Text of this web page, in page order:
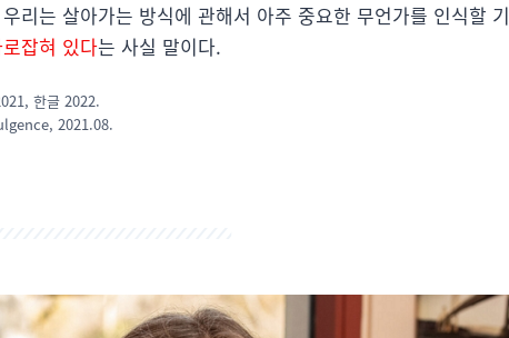
리는 살아가는 방식에 관해서 아주 중요한 무언가를 인식할 기
잡혀 있다는 사실 말이다.
한글 2022.
2021.08.